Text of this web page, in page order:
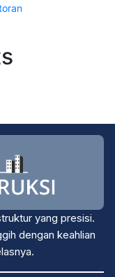
yang presisi.
dengan keahlian